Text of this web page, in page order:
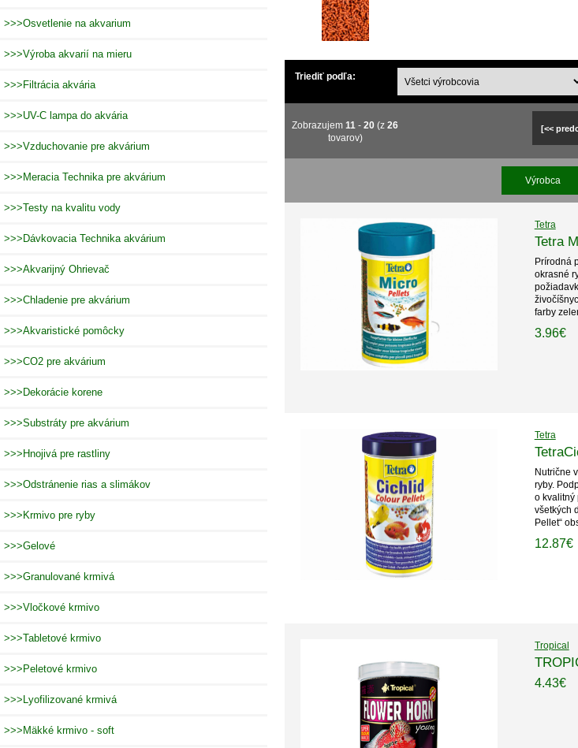
>>>Osvetlenie na akvarium
>>>Výroba akvarií na mieru
>>>Filtrácia akvária
>>>UV-C lampa do akvária
>>>Vzduchovanie pre akvárium
>>>Meracia Technika pre akvárium
>>>Testy na kvalitu vody
>>>Dávkovacia Technika akvárium
>>>Akvarijný Ohrievač
>>>Chladenie pre akvárium
>>>Akvaristické pomôcky
>>>CO2 pre akvárium
>>>Dekorácie korene
>>>Substráty pre akvárium
>>>Hnojivá pre rastliny
>>>Odstránenie rias a slimákov
>>>Krmivo pre ryby
>>>Gelové
>>>Granulované krmivá
>>>Vločkové krmivo
>>>Tabletové krmivo
>>>Peletové krmivo
>>>Lyofilizované krmivá
>>>Mäkké krmivo - soft
Triediť podľa:
[<<
Zobrazujem11 -20 (z26
tovarov)
Výrobca
Tetra
Tetra
Prírodná
okrasné
farby
3.96€
Tetra
Nutrične
ryby.
o kvalitný
všetkých
Pellet“
12.87€
Tropical
4.43€